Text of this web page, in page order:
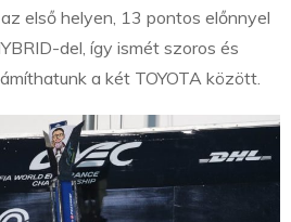
első helyen, 13 pontos előnnyel
del, így ismét szoros és
a két TOYOTA között.